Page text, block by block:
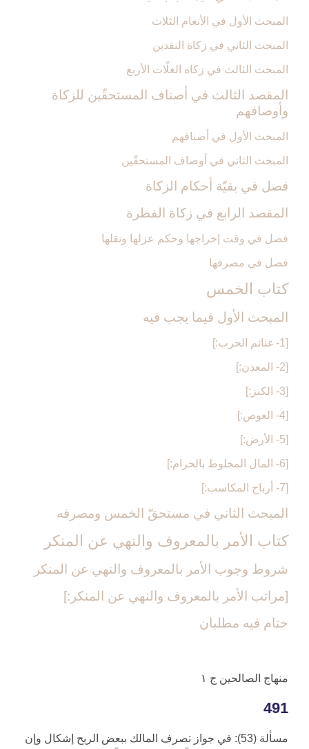
المبحث الأول في الأنعام الثلاث
المبحث الثاني في زكاة النقدين‏
المبحث الثالث في زكاة الغلّات الأربع
المقصد الثالث في أصناف المستحقّين للزكاة
وأوصافهم‏
المبحث الأول في أصنافهم
المبحث الثاني في أوصاف المستحقّين
فصل في بقيّة أحكام الزكاة
المقصد الرابع في زكاة الفطرة
فصل في وقت إخراجها وحكم عزلها ونقلها
فصل في مصرفها
كتاب الخمس‏
المبحث الأول فيما يجب فيه‏
[1- غنائم الحرب:]
[2- المعدن:]
[3- الكنز:]
[4- الغوص:]
[5- الأرض:]
[6- المال المخلوط بالحرام:]
[7- أرباح المكاسب:]
المبحث الثاني في مستحقّ الخمس ومصرفه‏
كتاب الأمر بالمعروف والنهي عن المنكر
شروط وجوب الأمر بالمعروف والنهي عن المنكر
[مراتب الأمر بالمعروف والنهي عن المنكر:]
ختام فيه مطلبان
منهاج الصالحين‏ ج ۱
491
مسألة (53): في جواز تصرف المالك ببعض الربح إشكال وإن